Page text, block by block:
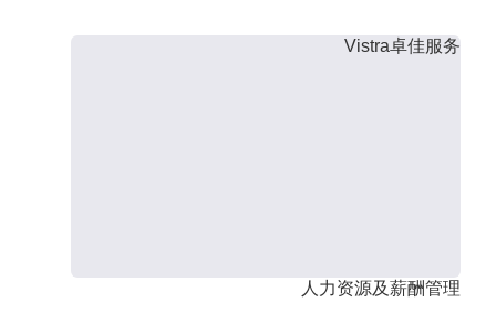
Vistra卓佳服务
人力资源及薪酬管理